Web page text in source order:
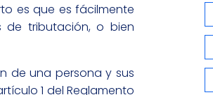
es que es fácilmente
de tributación, o bien
de una persona y sus
1 del Reglamento